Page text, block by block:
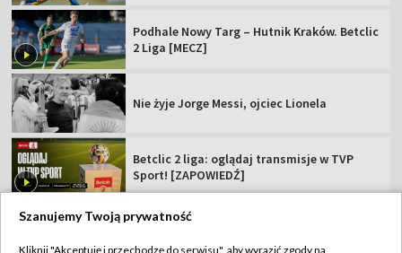
Podhale Nowy Targ – Hutnik Kraków. Betclic
2 Liga [MECZ]
Nie żyje Jorge Messi, ojciec Lionela
Betclic 2 liga: oglądaj transmisje w TVP
Sport! [ZAPOWIEDŹ]
Szanujemy Twoją prywatność
Kliknij "Akceptuję i przechodzę do serwisu", aby wyrazić zgody na